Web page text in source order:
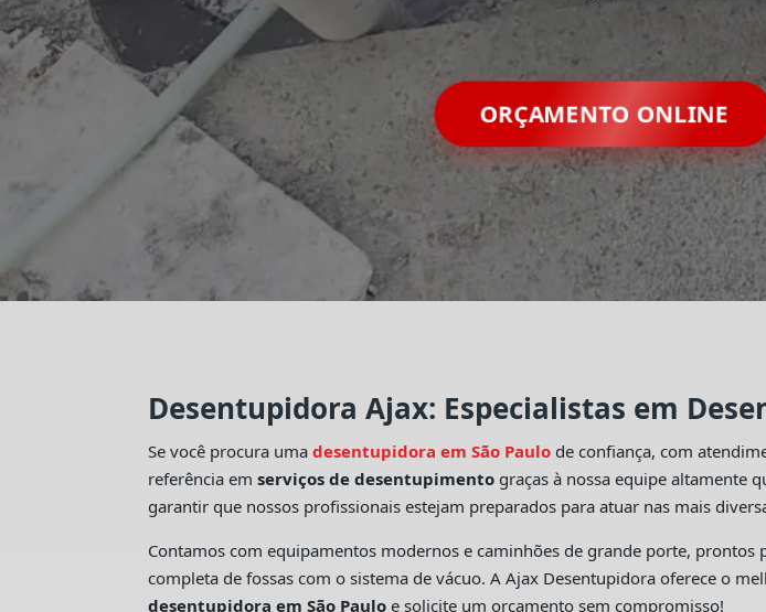
ORÇAMENTO ONLINE
Desentupidora Ajax: Especialistas em
Se você procura umadesentupidora em São Paulo de confiança, com
referência emserviços de desentupimento graças à nossa equipe altamente
garantir que nossos profissionais estejam preparados para atuar nas mais
Contamos com equipamentos modernos e caminhões de grande porte,
completa de fossas com o sistema de vácuo. A Ajax Desentupidora oferece o
desentupidora em São Paulo e solicite um orçamento sem compromisso!